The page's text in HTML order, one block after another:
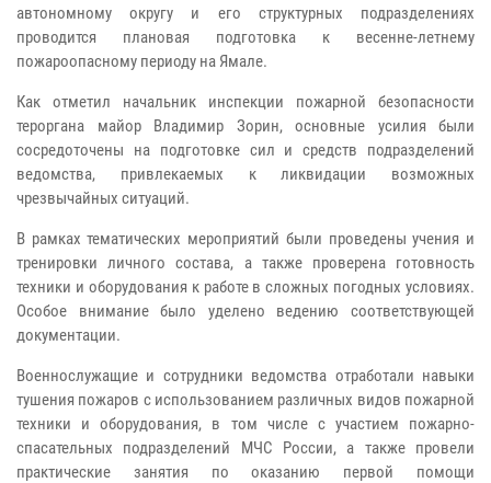
автономному округу и его структурных подразделениях
проводится плановая подготовка к весенне-летнему
пожароопасному периоду на Ямале.
Как отметил начальник инспекции пожарной безопасности
тероргана майор Владимир Зорин, основные усилия были
сосредоточены на подготовке сил и средств подразделений
ведомства, привлекаемых к ликвидации возможных
чрезвычайных ситуаций.
В рамках тематических мероприятий были проведены учения и
тренировки личного состава, а также проверена готовность
техники и оборудования к работе в сложных погодных условиях.
Особое внимание было уделено ведению соответствующей
документации.
Военнослужащие и сотрудники ведомства отработали навыки
тушения пожаров с использованием различных видов пожарной
техники и оборудования, в том числе с участием пожарно-
спасательных подразделений МЧС России, а также провели
практические занятия по оказанию первой помощи